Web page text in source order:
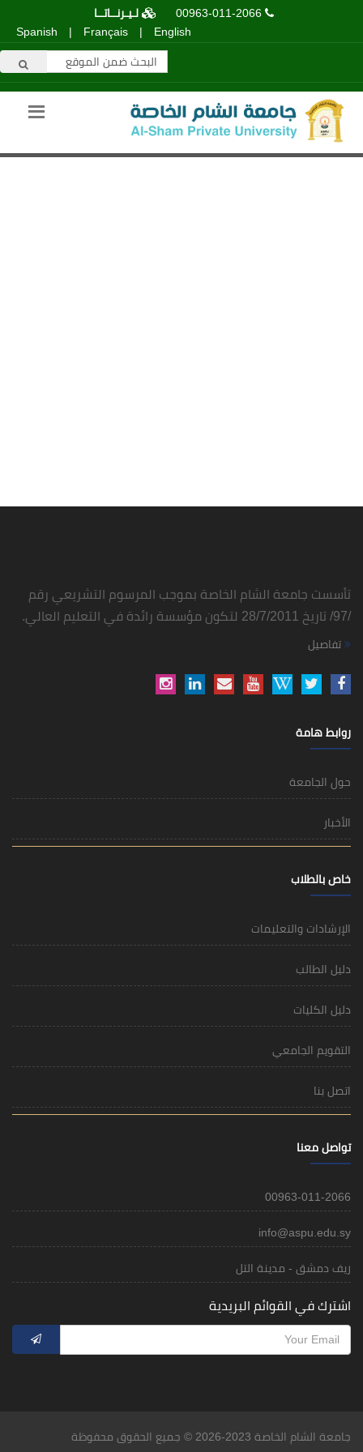
00963-011-2066
لـيـرنــاتــا
English
|
Français
|
Spanish
تأسست جامعة الشام الخاصة بموجب المرسوم التشريعي رقم
/97/ تاريخ 28/7/2011 لتكون مؤسسة رائدة في التعليم العالي.
تفاصيل
روابط هامة
حول الجامعة
الأخبار
خاص بالطلاب
الإرشادات والتعليمات
دليل الطالب
دليل الكليات
التقويم الجامعي
اتصل بنا
تواصل معنا
00963-011-2066
info@aspu.edu.sy
ريف دمشق - مدينة التل
اشترك في القوائم البريدية
جامعة الشام الخاصة 2023-2026 © جميع الحقوق محفوظة